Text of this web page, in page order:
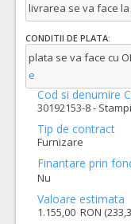
livrarea se va face
CONDITII DE PLATA:
plata se va face cu
e
Cod si denumire
30192153-8 -
Tip de contract
Furnizare
Finantare prin
Nu
Valoare estimata
1.155,00 RON